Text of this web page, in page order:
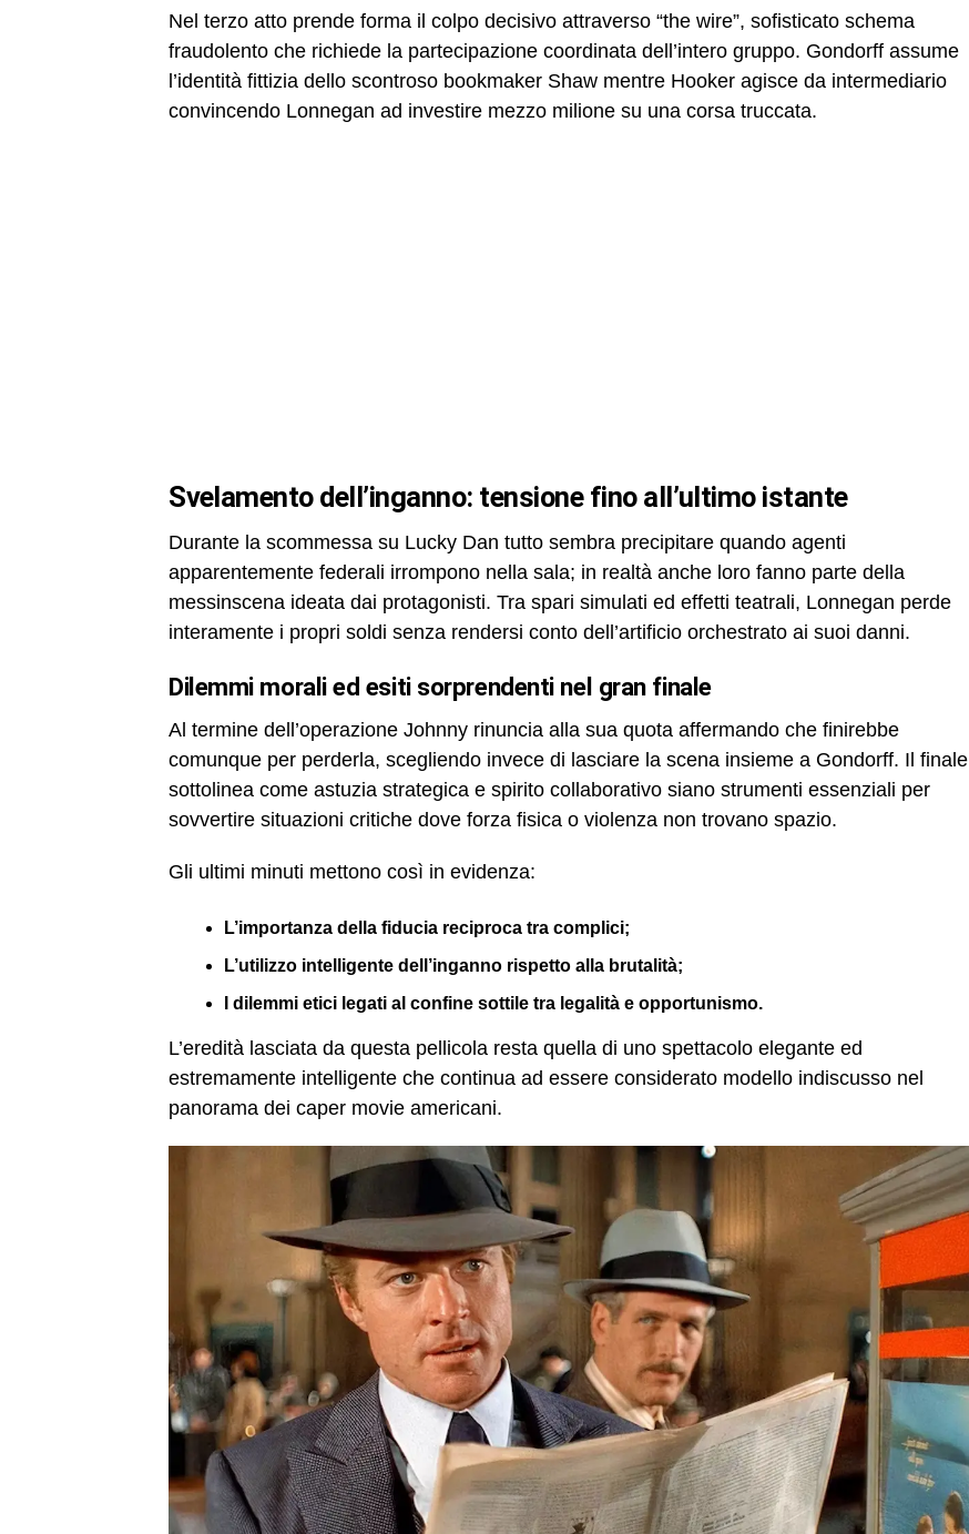
Nel terzo atto prende forma il colpo decisivo attraverso “the wire”, sofisticato schema
fraudolento che richiede la partecipazione coordinata dell’intero gruppo. Gondorff assume
l’identità fittizia dello scontroso bookmaker Shaw mentre Hooker agisce da intermediario
convincendo Lonnegan ad investire mezzo milione su una corsa truccata.
svelamento dell’inganno: tensione fino all’ultimo istante
Durante la scommessa su Lucky Dan tutto sembra precipitare quando agenti
apparentemente federali irrompono nella sala; in realtà anche loro fanno parte della
messinscena ideata dai protagonisti. Tra spari simulati ed effetti teatrali, Lonnegan perde
interamente i propri soldi senza rendersi conto dell’artificio orchestrato ai suoi danni.
dilemmi morali ed esiti sorprendenti nel gran finale
Al termine dell’operazione Johnny rinuncia alla sua quota affermando che finirebbe
comunque per perderla, scegliendo invece di lasciare la scena insieme a Gondorff. Il finale
sottolinea come astuzia strategica e spirito collaborativo siano strumenti essenziali per
sovvertire situazioni critiche dove forza fisica o violenza non trovano spazio.
Gli ultimi minuti mettono così in evidenza:
L’importanza della fiducia reciproca tra complici;
L’utilizzo intelligente dell’inganno rispetto alla brutalità;
I dilemmi etici legati al confine sottile tra legalità e opportunismo.
L’eredità lasciata da questa pellicola resta quella di uno spettacolo elegante ed
estremamente intelligente che continua ad essere considerato modello indiscusso nel
panorama dei caper movie americani.